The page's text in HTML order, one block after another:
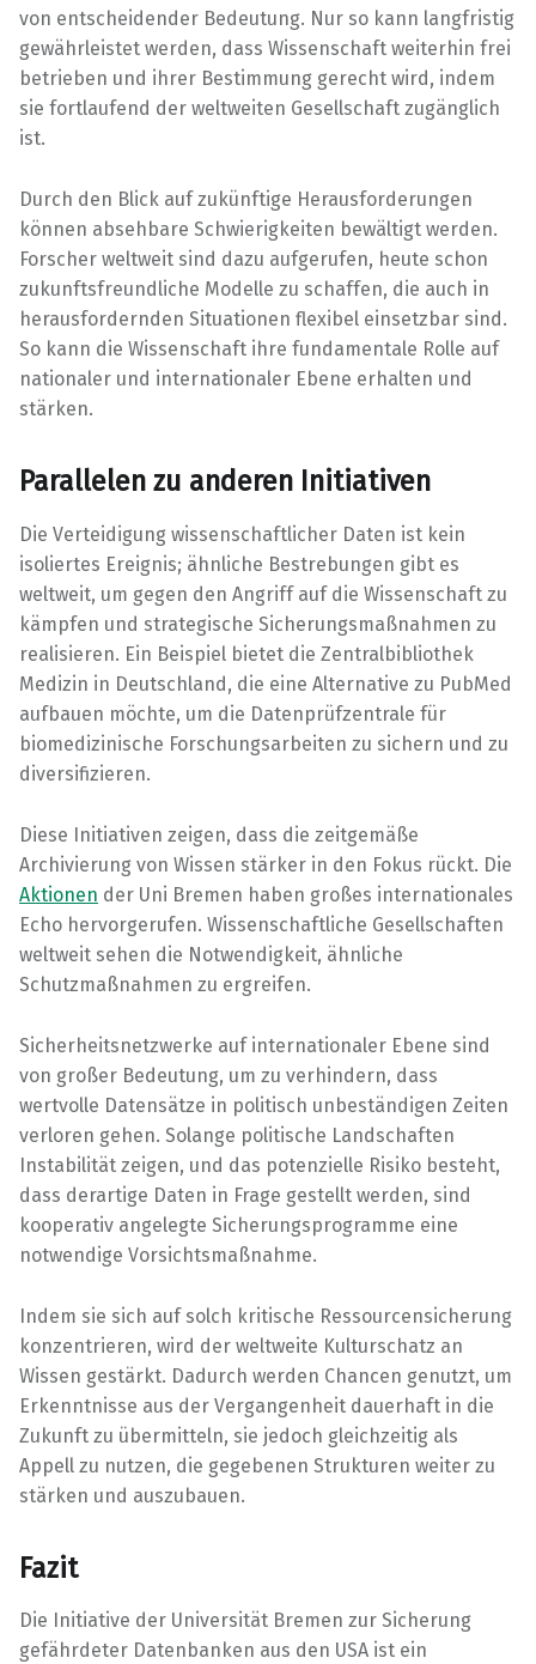
von entscheidender Bedeutung. Nur so kann langfristig
gewährleistet werden, dass Wissenschaft weiterhin frei
betrieben und ihrer Bestimmung gerecht wird, indem
sie fortlaufend der weltweiten Gesellschaft zugänglich
ist.
Durch den Blick auf zukünftige Herausforderungen
können absehbare Schwierigkeiten bewältigt werden.
Forscher weltweit sind dazu aufgerufen, heute schon
zukunftsfreundliche Modelle zu schaffen, die auch in
herausfordernden Situationen flexibel einsetzbar sind.
So kann die Wissenschaft ihre fundamentale Rolle auf
nationaler und internationaler Ebene erhalten und
stärken.
Parallelen zu anderen Initiativen
Die Verteidigung wissenschaftlicher Daten ist kein
isoliertes Ereignis; ähnliche Bestrebungen gibt es
weltweit, um gegen den Angriff auf die Wissenschaft zu
kämpfen und strategische Sicherungsmaßnahmen zu
realisieren. Ein Beispiel bietet die Zentralbibliothek
Medizin in Deutschland, die eine Alternative zu PubMed
aufbauen möchte, um die Datenprüfzentrale für
biomedizinische Forschungsarbeiten zu sichern und zu
diversifizieren.
Diese Initiativen zeigen, dass die zeitgemäße
Archivierung von Wissen stärker in den Fokus rückt. Die
Aktionen der Uni Bremen haben großes internationales
Echo hervorgerufen. Wissenschaftliche Gesellschaften
weltweit sehen die Notwendigkeit, ähnliche
Schutzmaßnahmen zu ergreifen.
Sicherheitsnetzwerke auf internationaler Ebene sind
von großer Bedeutung, um zu verhindern, dass
wertvolle Datensätze in politisch unbeständigen Zeiten
verloren gehen. Solange politische Landschaften
Instabilität zeigen, und das potenzielle Risiko besteht,
dass derartige Daten in Frage gestellt werden, sind
kooperativ angelegte Sicherungsprogramme eine
notwendige Vorsichtsmaßnahme.
Indem sie sich auf solch kritische Ressourcensicherung
konzentrieren, wird der weltweite Kulturschatz an
Wissen gestärkt. Dadurch werden Chancen genutzt, um
Erkenntnisse aus der Vergangenheit dauerhaft in die
Zukunft zu übermitteln, sie jedoch gleichzeitig als
Appell zu nutzen, die gegebenen Strukturen weiter zu
stärken und auszubauen.
Fazit
Die Initiative der Universität Bremen zur Sicherung
gefährdeter Datenbanken aus den USA ist ein